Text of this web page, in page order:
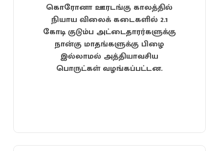
கொரோனா ஊரடங்கு காலத்தில்
நியாய விலைக் கடைகளில் 2.1
கோடி குடும்ப அட்டைதாரர்களுக்கு
நான்கு மாதங்களுக்கு பிழை
இல்லாமல் அத்தியாவசிய
பொருட்கள் வழங்கப்பட்டன.